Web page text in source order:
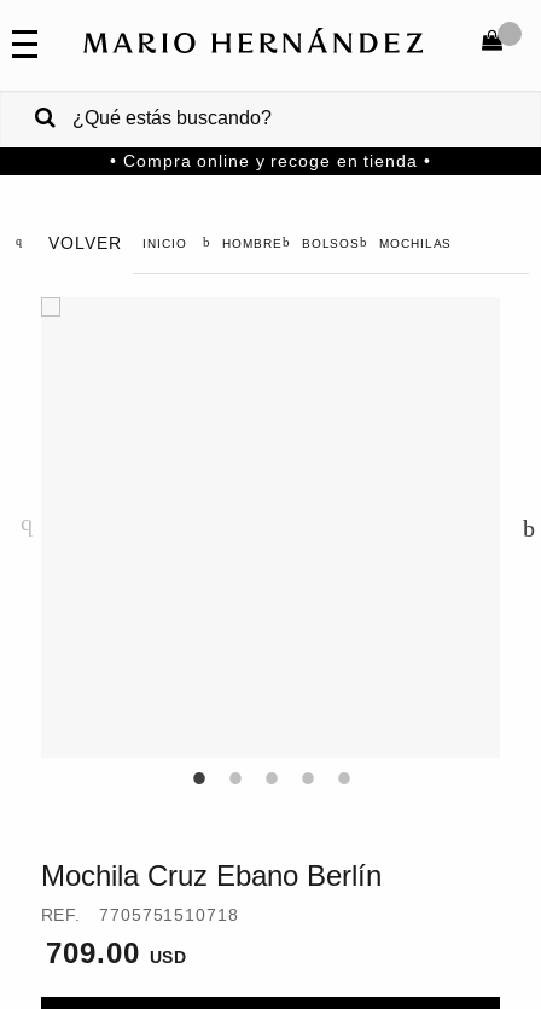
COLECCIONES
VENTAS
CORPORATIVAS
COMPRAR
• Compra online y recoge en tienda •
VOLVER HOMBRE BOLSOS MOCHILAS
Mochila Cruz Ebano Berlín
REF. 7705751510718
709.00